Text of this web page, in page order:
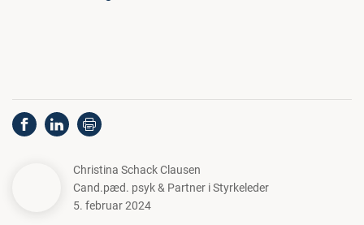
Christina Schack Clausen
Cand.pæd. psyk & Partner i Styrkeleder
5. februar 2024